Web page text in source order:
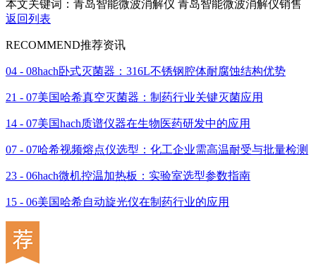
本文关键词：青岛智能微波消解仪 青岛智能微波消解仪销售
返回列表
RECOMMEND推荐资讯
04 - 08hach卧式灭菌器：316L不锈钢腔体耐腐蚀结构优势
21 - 07美国哈希真空灭菌器：制药行业关键灭菌应用
14 - 07美国hach质谱仪器在生物医药研发中的应用
07 - 07哈希视频熔点仪选型：化工企业需高温耐受与批量检测
23 - 06hach微机控温加热板：实验室选型参数指南
15 - 06美国哈希自动旋光仪在制药行业的应用